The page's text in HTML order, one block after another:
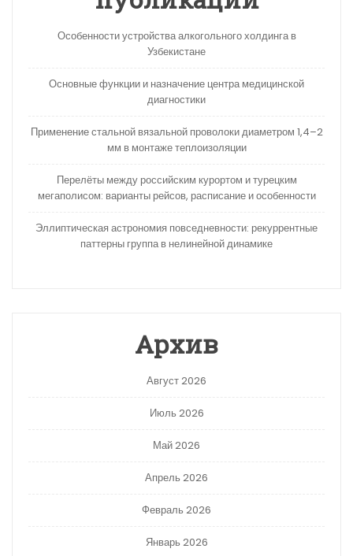
Особенности устройства алкогольного холдинга в
Узбекистане
Основные функции и назначение центра медицинской
диагностики
Применение стальной вязальной проволоки диаметром 1,4–2
мм в монтаже теплоизоляции
Перелёты между российским курортом и турецким
мегаполисом: варианты рейсов, расписание и особенности
Эллиптическая астрономия повседневности: рекуррентные
паттерны группа в нелинейной динамике
Архив
Август 2026
Июль 2026
Май 2026
Апрель 2026
Февраль 2026
Январь 2026